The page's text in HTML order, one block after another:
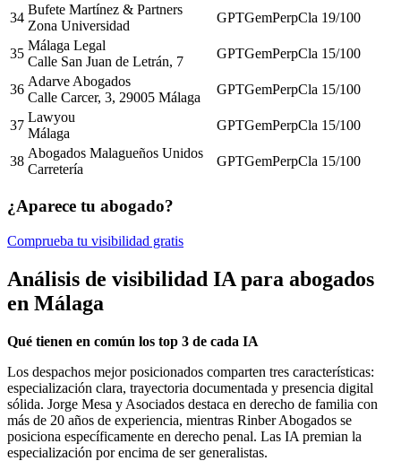
34
Bufete Martínez & Partners
Zona Universidad
GPTGemPerpCla 19/100
35
Málaga Legal
Calle San Juan de Letrán, 7
GPTGemPerpCla 15/100
36
Adarve Abogados
Calle Carcer, 3, 29005 Málaga
GPTGemPerpCla 15/100
37
Lawyou
Málaga
GPTGemPerpCla 15/100
38
Abogados Malagueños Unidos
Carretería
GPTGemPerpCla 15/100
¿Aparece tu abogado?
Comprueba tu visibilidad gratis
Análisis de visibilidad IA para abogados
en Málaga
Qué tienen en común los top 3 de cada IA
Los despachos mejor posicionados comparten tres características:
especialización clara, trayectoria documentada y presencia digital
sólida. Jorge Mesa y Asociados destaca en derecho de familia con
más de 20 años de experiencia, mientras Rinber Abogados se
posiciona específicamente en derecho penal. Las IA premian la
especialización por encima de ser generalistas.